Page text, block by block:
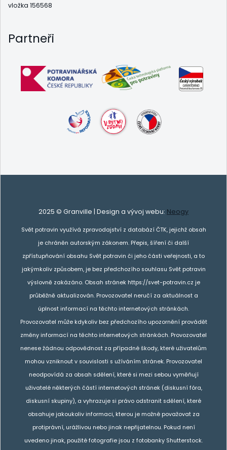
vložka 156568
Partneři
2025 © Granville | Design a vývoj webu: Neogy
Svět potravin využívá zpravodajství z databází ČTK, jejichž obsah
je chráněn autorským zákonem. Přepis, šíření či další
zpřístupňování obsahu Svět potravin či jeho části veřejnosti, a to
jakýmkoliv způsobem, je bez předchozího souhlasu Svět potravin
výslovně zakázáno. Obsah stránek https://svet-potravin.cz je
průběžně aktualizován. Provozovatel neručí za aktuálnost a
úplnost informací na těchto internetových stránkách.
Provozovatel může kdykoliv bez předchozího upozornění provádět
změny informací na těchto internetových stránkách. Provozovatel
nenese žádnou odpovědnost za případné škody, které uživatelům
mohou vzniknout v souvislosti s užíváním stránek. Provozovatel
neodpovídá za obsah sdělení, které si mezi sebou vyměňují
uživatelé některých částí internetových stránek (diskusní fóra,
diskusní skupiny), a vyhrazuje si právo odstranit sdělení, které
obsahuje jakoukoliv informaci, kterou je možné považovat za
protiprávní, urážlivou nebo jinak nepřijatelnou. Pokud není
uvedeno jinak, použité fotografie jsou z fotobanky Shutterstock.